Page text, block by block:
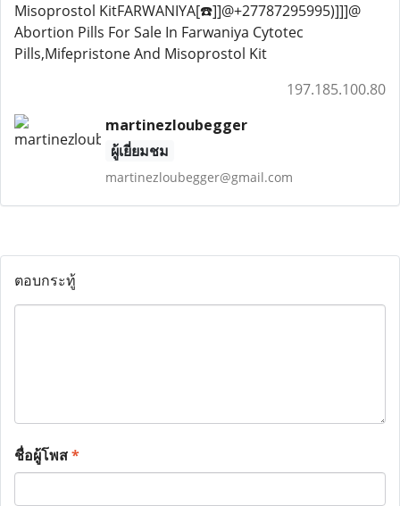
Misoprostol KitFARWANIYA[☎️]]@+27787295995)]]]@
Abortion Pills For Sale In Farwaniya Cytotec
Pills,Mifepristone And Misoprostol Kit
197.185.100.80
martinezloubegger
ผู้เยี่ยมชม
martinezloubegger@gmail.com
ตอบกระทู้
ชื่อผู้โพส*